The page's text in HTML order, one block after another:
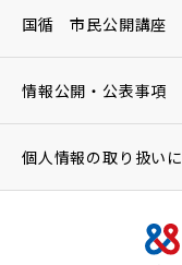
国循 市民公開講座
情報公開・公表事項
個人情報の取り扱い